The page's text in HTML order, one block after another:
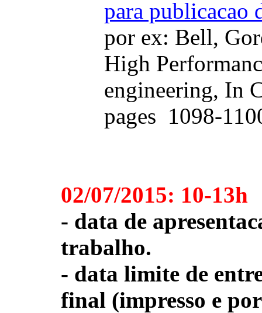
para publicacao
por ex: Bell,
High
engineering, In
pages 1098-
02/07/2015: 10-13h
- data de
trabalho.
- data limite de
final (impresso e